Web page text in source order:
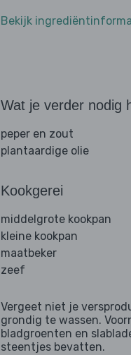
Bekijk
Wat je verder nodig
peper en zout
plantaardige olie
Kookgerei
middelgrote kookpan
kleine kookpan
maatbeker
zeef
Vergeet niet je
grondig te wassen.
bladgroenten en
steentjes bevatten.